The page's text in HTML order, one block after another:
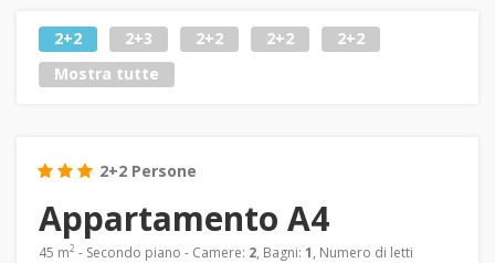
2+2 2+3 2+2 2+2
2+2
Mostra tutte
2+2 Persone
Appartamento A4
45 m2 - Secondo piano - Camere: 2, Bagni: 1, Numero di letti